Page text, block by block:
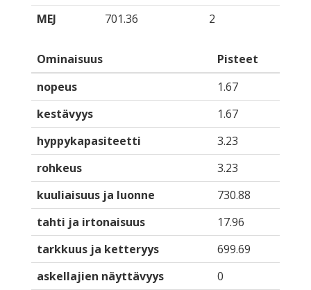
MEJ
701.36 2
Ominaisuus
Pisteet
nopeus
1.67
kestävyys
1.67
hyppykapasiteetti
3.23
rohkeus
3.23
kuuliaisuus ja luonne
730.88
tahti ja irtonaisuus
17.96
tarkkuus ja ketteryys
699.69
askellajien näyttävyys
0